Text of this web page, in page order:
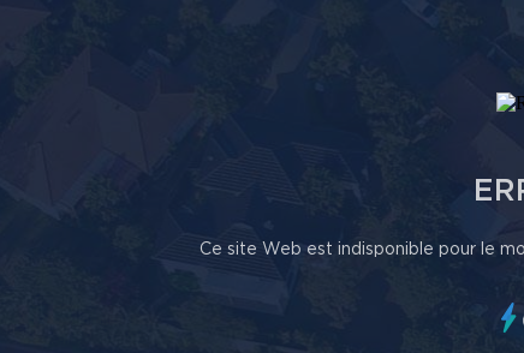
Ce site Web est indisponible pour le